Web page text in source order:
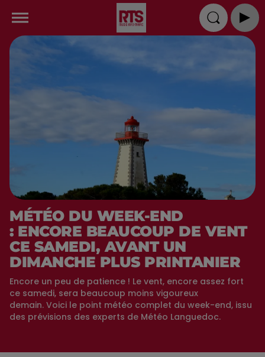
MÉTÉO DU WEEK-END
: ENCORE BEAUCOUP DE VENT
CE SAMEDI, AVANT UN
DIMANCHE PLUS PRINTANIER
Encore un peu de patience ! Le vent, encore assez fort
ce samedi, sera beaucoup moins vigoureux
demain. Voici le point météo complet du week-end, issu
des prévisions des experts de Météo Languedoc.